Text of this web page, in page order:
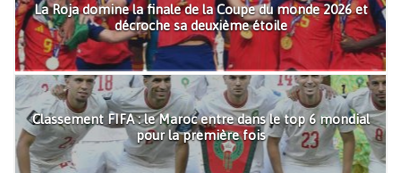
La Roja domine la finale de la Coupe du monde 2026 et
décroche sa deuxième étoile
Classement FIFA : le Maroc entre dans le top 6 mondial
pour la première fois